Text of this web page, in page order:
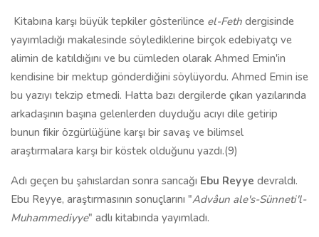
Kitabına karşı büyük tepkiler gösterilince el-Feth dergisinde
yayımladığı makalesinde söylediklerine birçok edebiyatçı ve
alimin de katıldığını ve bu cümleden olarak Ahmed Emin'in
kendisine bir mektup gönderdiğini söylüyordu. Ahmed Emin ise
bu yazıyı tekzip etmedi. Hatta bazı dergilerde çıkan yazılarında
arkadaşının başına gelenlerden duyduğu acıyı dile getirip
bunun fikir özgürlüğüne karşı bir savaş ve bilimsel
araştırmalara karşı bir köstek olduğunu yazdı.(9)
Adı geçen bu şahıslardan sonra sancağı Ebu Reyye devraldı.
Ebu Reyye, araştırmasının sonuçlarını "Advâun ale's-Sünneti'l-
Muhammediyye" adlı kitabında yayımladı.